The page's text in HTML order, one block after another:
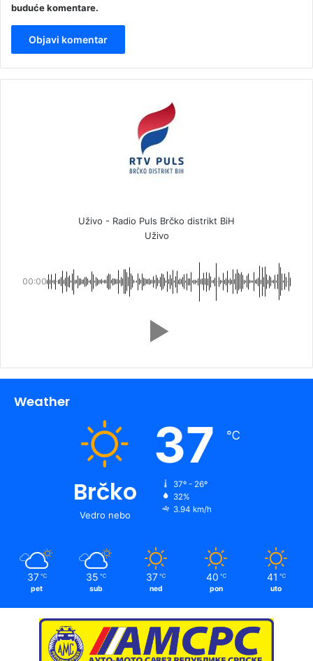
buduće komentare.
Uživo - Radio Puls Brčko distrikt BiH
Uživo
00:00
Weather
Brčko
Vedro nebo
37 ℃
37º - 26º
32%
3.94 km/h
37 ℃
pet
35 ℃
sub
37 ℃
ned
40 ℃
pon
41 ℃
uto